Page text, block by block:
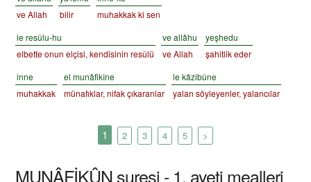
ve Allah
bilir
muhakkak ki sen
le resûlu-hu
elbette onun elçisi, kendisinin resûlü
ve allâhu
ve Allah
yeşhedu
şahitlik eder
inne
muhakkak
el munâfikîne
münafıklar, nifak çıkaranlar
le kâzibûne
yalan söyleyenler, yalancılar
1 2 3 4 5 >
MUNÂFİKÛN suresi - 1. ayeti mealleri